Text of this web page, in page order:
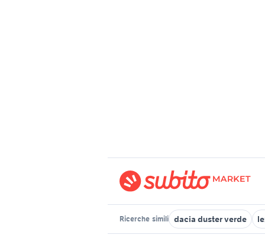
Ricerche simili dacia duster verde